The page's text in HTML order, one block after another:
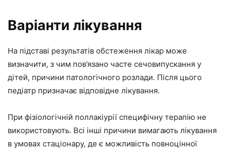
Варіанти лікування
На підставі результатів обстеження лікар може
визначити, з чим пов’язано часте сечовипускання у
дітей, причини патологічного розлади. Після цього
педіатр призначає відповідне лікування.
При фізіологічній поллакіурії специфічну терапію не
використовують. Всі інші причини вимагають лікування
в умовах стаціонару, де є можливість повноцінної